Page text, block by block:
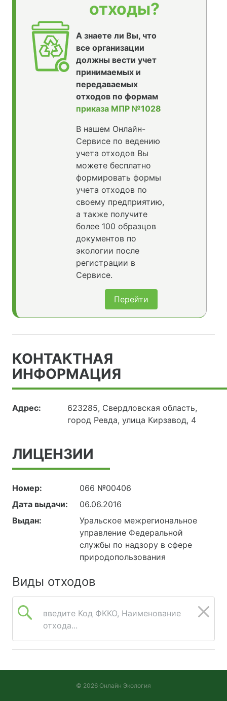
отходы?
А знаете ли Вы, что
все организации
должны вести учет
принимаемых и
передаваемых
отходов по формам
приказа МПР №1028
В нашем Онлайн-
Сервисе по ведению
учета отходов Вы
можете бесплатно
формировать формы
учета отходов по
своему предприятию,
а также получите
более 100 образцов
документов по
экологии после
регистрации в
Сервисе.
Перейти
КОНТАКТНАЯ
ИНФОРМАЦИЯ
Адрес:
623285, Свердловская область,
город Ревда, улица Кирзавод, 4
ЛИЦЕНЗИИ
Номер:
066 №00406
Дата выдачи:
06.06.2016
Выдан:
Уральское межрегиональное
управление Федеральной
службы по надзору в сфере
природопользования
Виды отходов
введите Код ФККО, Наименование
отхода...
© 2026 Онлайн Экология